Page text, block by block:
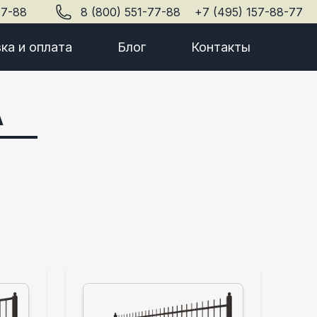
88 8 (800) 551-77-88 +7 (495) 157-88-77
и оплата Блог Контакты